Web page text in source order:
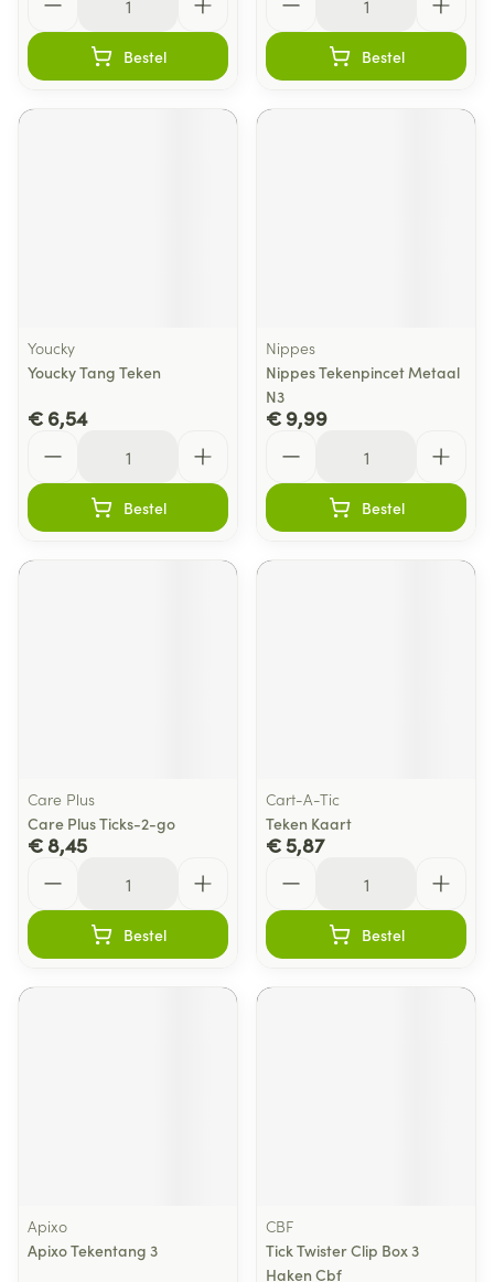
Bestel Bestel
Youcky
Youcky Tang Teken
€ 6,54
Bestel
Nippes
Nippes Tekenpincet Metaal
N3
€ 9,99
Bestel
Care Plus
Care Plus Ticks-2-go
€ 8,45
Bestel
Cart-A-Tic
Teken Kaart
€ 5,87
Bestel
Apixo
Apixo Tekentang 3
CBF
Tick Twister Clip Box 3
Haken Cbf